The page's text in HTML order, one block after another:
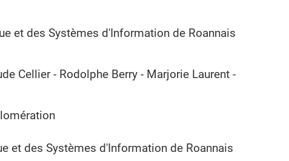
et des Systèmes d'Information de Roannais
Cellier - Rodolphe Berry - Marjorie Laurent -
et des Systèmes d'Information de Roannais